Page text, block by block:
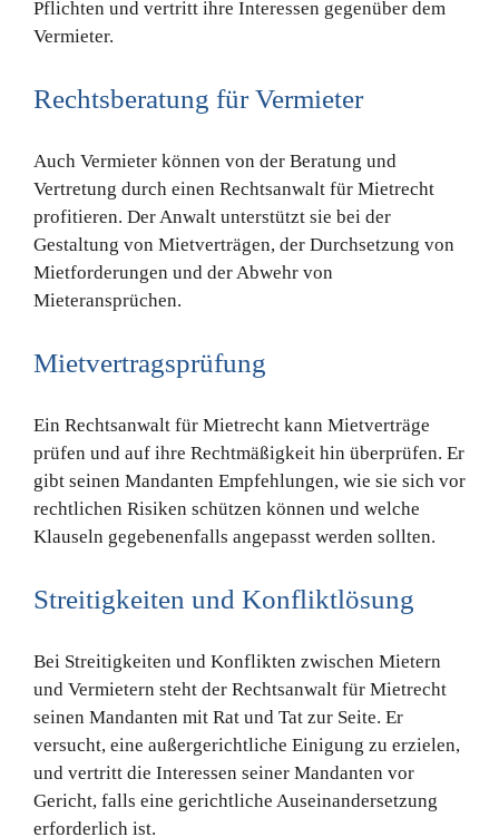
Pflichten und vertritt ihre Interessen gegenüber dem
Vermieter.
Rechtsberatung für Vermieter
Auch Vermieter können von der Beratung und
Vertretung durch einen Rechtsanwalt für Mietrecht
profitieren. Der Anwalt unterstützt sie bei der
Gestaltung von Mietverträgen, der Durchsetzung von
Mietforderungen und der Abwehr von
Mieteransprüchen.
Mietvertragsprüfung
Ein Rechtsanwalt für Mietrecht kann Mietverträge
prüfen und auf ihre Rechtmäßigkeit hin überprüfen. Er
gibt seinen Mandanten Empfehlungen, wie sie sich vor
rechtlichen Risiken schützen können und welche
Klauseln gegebenenfalls angepasst werden sollten.
Streitigkeiten und Konfliktlösung
Bei Streitigkeiten und Konflikten zwischen Mietern
und Vermietern steht der Rechtsanwalt für Mietrecht
seinen Mandanten mit Rat und Tat zur Seite. Er
versucht, eine außergerichtliche Einigung zu erzielen,
und vertritt die Interessen seiner Mandanten vor
Gericht, falls eine gerichtliche Auseinandersetzung
erforderlich ist.